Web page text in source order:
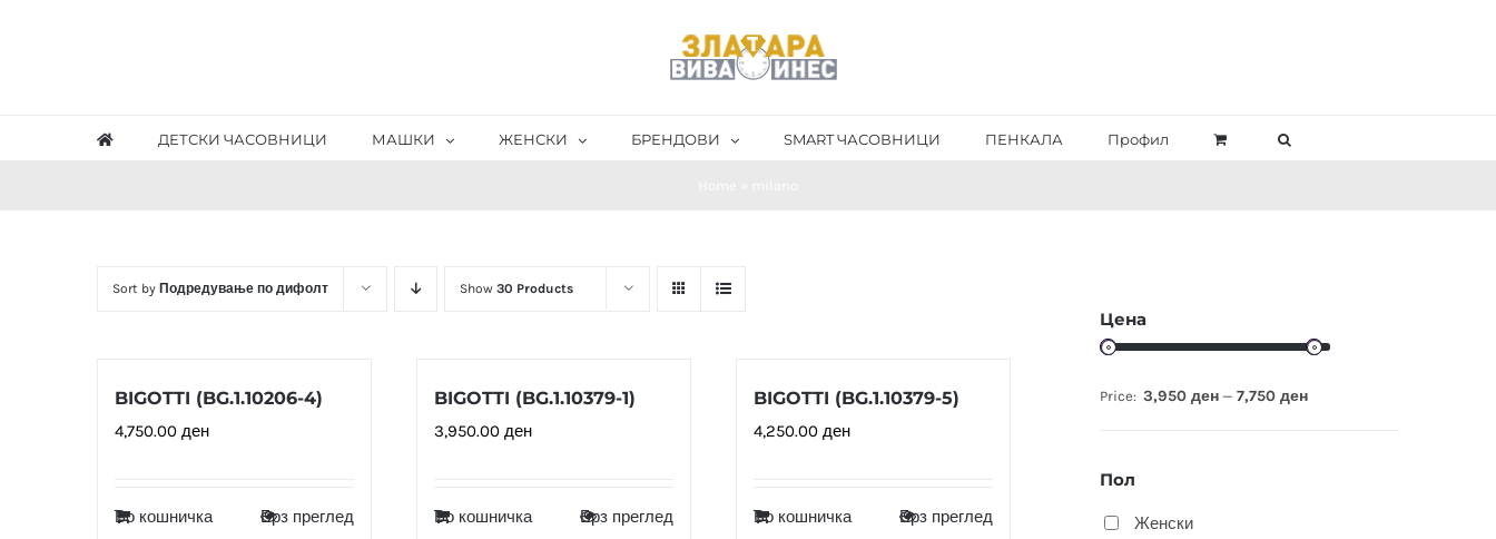
ДЕТСКИ ЧАСОВНИЦИ МАШКИ ЖЕНСКИ БРЕНДОВИ SMART ЧАСОВНИЦИ ПЕНКАЛА Профил
Sort by Подредување по дифолт Show 30 Products
BIGOTTI (BG.1.10206-4)
4,750.00 ден
Во кошничка Брз преглед
BIGOTTI (BG.1.10379-1)
3,950.00 ден
Во кошничка Брз преглед
BIGOTTI (BG.1.10379-5)
4,250.00 ден
Во кошничка Брз преглед
Цена
Price: 3,950 ден— 7,750 ден
Пол
Женски